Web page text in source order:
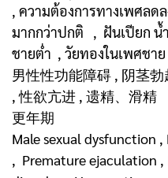
, ความต้องการทางเพศลด
มากกว่าปกติ , ฝันเปียก น้
ชายต่ำ , วัยทองในเพศชาย
男性性功能障碍 , 阴茎
, 性欲亢进 , 遗精、滑精
更年期
Male sexual dysfunction
, Premature ejaculation ,